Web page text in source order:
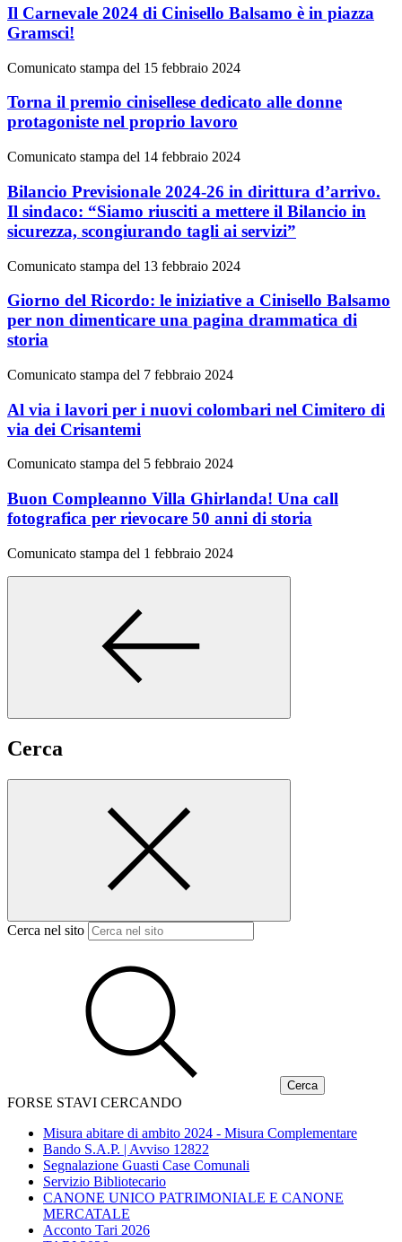
Il Carnevale 2024 di Cinisello Balsamo è in piazza
Gramsci!
Comunicato stampa del 15 febbraio 2024
Torna il premio cinisellese dedicato alle donne
protagoniste nel proprio lavoro
Comunicato stampa del 14 febbraio 2024
Bilancio Previsionale 2024-26 in dirittura d’arrivo.
Il sindaco: “Siamo riusciti a mettere il Bilancio in
sicurezza, scongiurando tagli ai servizi”
Comunicato stampa del 13 febbraio 2024
Giorno del Ricordo: le iniziative a Cinisello Balsamo
per non dimenticare una pagina drammatica di
storia
Comunicato stampa del 7 febbraio 2024
Al via i lavori per i nuovi colombari nel Cimitero di
via dei Crisantemi
Comunicato stampa del 5 febbraio 2024
Buon Compleanno Villa Ghirlanda! Una call
fotografica per rievocare 50 anni di storia
Comunicato stampa del 1 febbraio 2024
Cerca
Cerca nel sito
FORSE STAVI CERCANDO
Misura abitare di ambito 2024 - Misura Complementare
Bando S.A.P. | Avviso 12822
Segnalazione Guasti Case Comunali
Servizio Bibliotecario
CANONE UNICO PATRIMONIALE E CANONE
MERCATALE
Acconto Tari 2026